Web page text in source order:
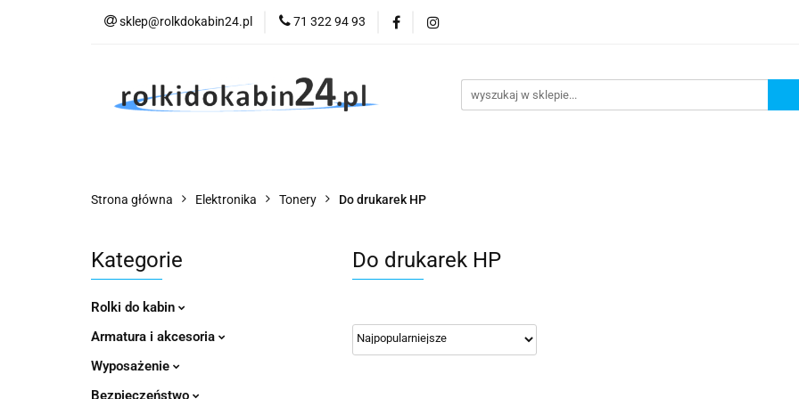
sklep@rolkdokabin24.pl 71 322 94 93
Rolki Armatura
Strona główna Elektronika Tonery Do drukarek HP
Kategorie
Rolki do kabin
Armatura i akcesoria
Wyposażenie
Bezpieczeństwo
Do drukarek HP